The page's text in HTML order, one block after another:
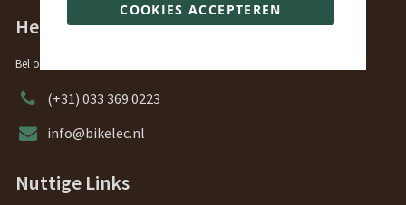
COOKIES ACCEPTEREN
Heeft u vragen?
Bel ons of stuur ons een e-mail, ons team zal u graag helpen.
(+31) 033 369 0223
info@bikelec.nl
Nuttige Links